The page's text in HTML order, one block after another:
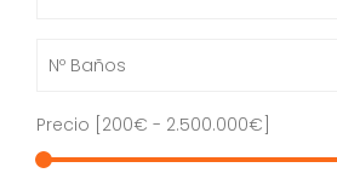
Precio [ 200€ - 2.500.000€